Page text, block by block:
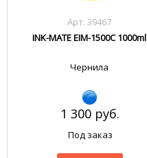
Арт. 39467
INK-MATE EIM-1500C 1000ml
Чернила
1 300 руб.
Под заказ